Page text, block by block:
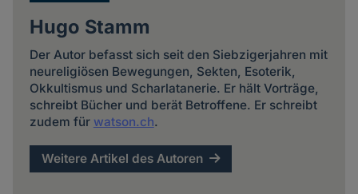
Hugo Stamm
Der Autor befasst sich seit den Siebzigerjahren mit
neureligiösen Bewegungen, Sekten, Esoterik,
Okkultismus und Scharlatanerie. Er hält Vorträge,
schreibt Bücher und berät Betroffene. Er schreibt
zudem für watson.ch.
Weitere Artikel des Autoren